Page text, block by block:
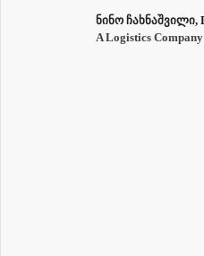
ნინო ჩახნაშვილი,
A Logistics Company